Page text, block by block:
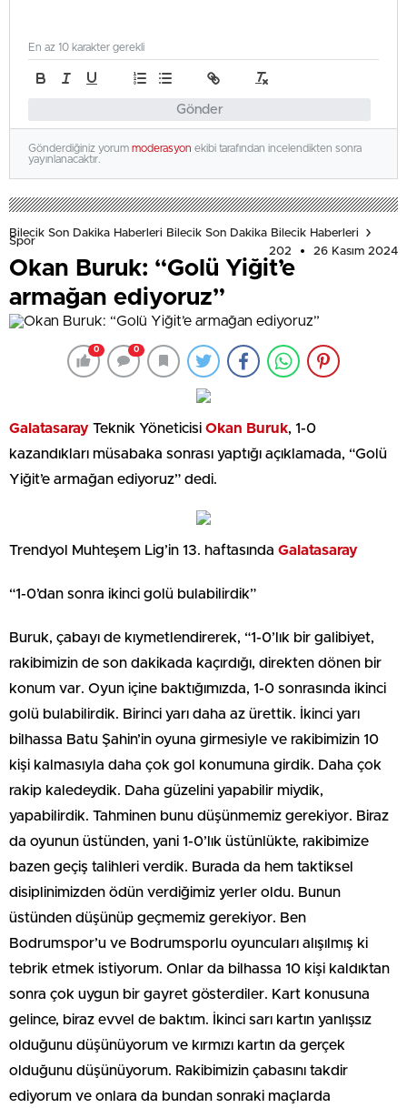
Gönder
En az 10 karakter gerekli
Gönderdiğiniz yorum moderasyon ekibi tarafından incelendikten sonra
yayınlanacaktır.
Bilecik Son Dakika Haberleri Bilecik Son Dakika Bilecik Haberleri
Spor
202
26 Kasım 2024
Okan Buruk: “Golü Yiğit’e
armağan ediyoruz”
0 0
Galatasaray Teknik Yöneticisi Okan Buruk, 1-0
kazandıkları müsabaka sonrası yaptığı açıklamada, “Golü
Yiğit’e armağan ediyoruz” dedi.
Trendyol Muhteşem Lig’in 13. haftasında Galatasaray
“1-0’dan sonra ikinci golü bulabilirdik”
Buruk, çabayı de kıymetlendirerek, “1-0’lık bir galibiyet,
rakibimizin de son dakikada kaçırdığı, direkten dönen bir
konum var. Oyun içine baktığımızda, 1-0 sonrasında ikinci
golü bulabilirdik. Birinci yarı daha az ürettik. İkinci yarı
bilhassa Batu Şahin’in oyuna girmesiyle ve rakibimizin 10
kişi kalmasıyla daha çok gol konumuna girdik. Daha çok
rakip kaledeydik. Daha güzelini yapabilir miydik,
yapabilirdik. Tahminen bunu düşünmemiz gerekiyor. Biraz
da oyunun üstünden, yani 1-0’lık üstünlükte, rakibimize
bazen geçiş talihleri verdik. Burada da hem taktiksel
disiplinimizden ödün verdiğimiz yerler oldu. Bunun
üstünden düşünüp geçmemiz gerekiyor. Ben
Bodrumspor’u ve Bodrumsporlu oyuncuları alışılmış ki
tebrik etmek istiyorum. Onlar da bilhassa 10 kişi kaldıktan
sonra çok uygun bir gayret gösterdiler. Kart konusuna
gelince, biraz evvel de baktım. İkinci sarı kartın yanlışsız
olduğunu düşünüyorum ve kırmızı kartın da gerçek
olduğunu düşünüyorum. Rakibimizin çabasını takdir
ediyorum ve onlara da bundan sonraki maçlarda